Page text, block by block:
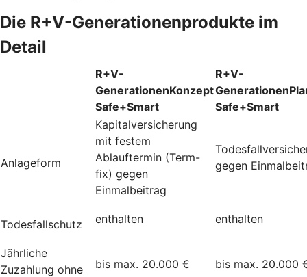
Die R+V-Generationenprodukte im
Detail
R+V-
GenerationenKonzept
Safe+Smart
R+V-
Safe+Smart
Anlageform
Kapitalversicherung
mit festem
Ablauftermin (Term-
fix) gegen
Einmalbeitrag
gegen
Todesfallschutz enthalten enthalten
Jährliche
Zuzahlung ohne
bis max. 20.000 € bis max. 20.000